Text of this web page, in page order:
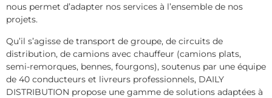
nous permet d’adapter nos services à l’ensemble de nos
projets.
Qu’il s’agisse de transport de groupe, de circuits de
distribution, de camions avec chauffeur (camions plats,
semi-remorques, bennes, fourgons), soutenus par une équipe
de 40 conducteurs et livreurs professionnels, DAILY
DISTRIBUTION propose une gamme de solutions adaptées à